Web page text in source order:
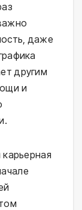
даже
другим
и